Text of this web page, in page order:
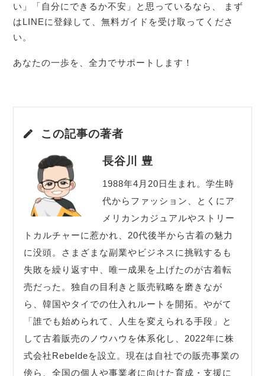
い」「自分にできるか不安」と思っているなら、 まず
はLINEに登録して、無料ガイドを受け取ってくださ
い。
あなたの一歩を、全力でサポートします！
この記事の著者
長谷川 豊
1988年4月20日生まれ。学生時
代からファッション、とくにア
メリカンカジュアルやストリー
トカルチャーに惹かれ、20代後半から古着の魅力
に没頭。さまざまな副業やビジネスに挑戦するも
失敗を繰り返す中、唯一成果を上げたのが古着転
売だった。独自の目利きと販売戦略を磨きなが
ら、韓国やタイでの仕入れルートを開拓。やがて
「誰でも始められて、人生を変えられる手段」と
して古着販売のノウハウを体系化し、2022年に株
式会社Rebeldeを設立。現在は自社での販売事業の
傍ら、全国の個人や事業者に向けた育成・支援に